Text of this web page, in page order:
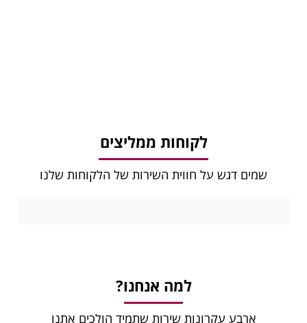
לקוחות ממליצים
שמים דגש על חווית השירות של הלקוחות שלנו
למה אנחנו?
ארבע עקרונות שירות שתמיד הולכים אתנו